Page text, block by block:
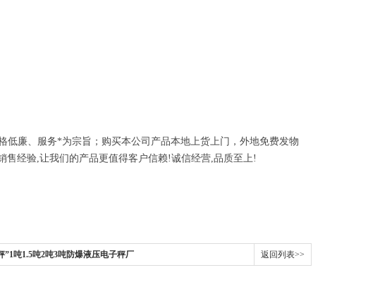
廉、服务*为宗旨；购买本公司产品本地上货上门，外地免费发物
售经验,让我们的产品更值得客户信赖!诚信经营,品质至上!
”1吨1.5吨2吨3吨防爆液压电子秤厂 返回列表>>